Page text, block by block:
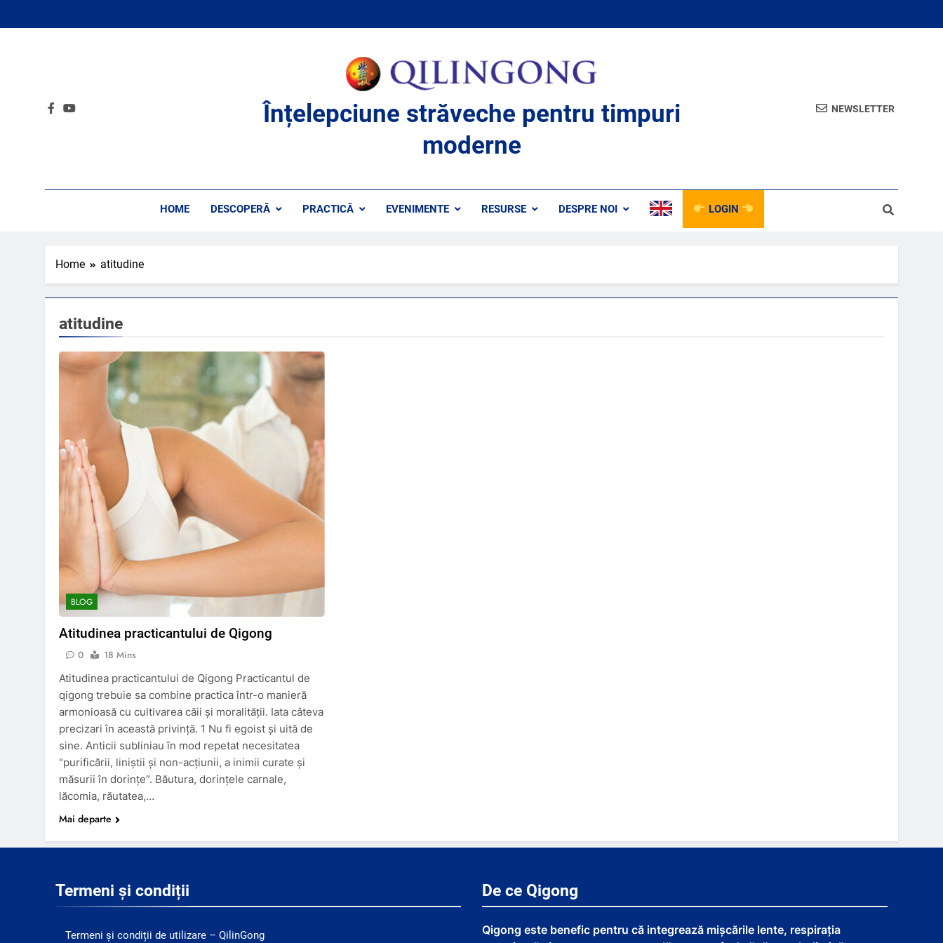
Înțelepciune străveche pentru timpuri
moderne
NEWSLETTER
HOME DESCOPERĂ PRACTICĂ EVENIMENTE RESURSE DESPRE NOI LOGIN
Home atitudine
atitudine
BLOG
Atitudinea practicantului de Qigong
0
18 Mins
Atitudinea practicantului de Qigong Practicantul de
qigong trebuie sa combine practica într-o manieră
armonioasă cu cultivarea căii şi moralităţii. Iata câteva
precizari în această privinţă. 1 Nu fi egoist și uită de
sine. Anticii subliniau în mod repetat necesitatea
“purificării, liniştii şi non-acţiunii, a inimii curate şi
măsurii în dorinţe”. Băutura, dorinţele carnale,
lăcomia, răutatea,…
Mai departe
Termeni și condiții
Termeni și condiții de utilizare – QilinGong
De ce Qigong
Qigong este benefic pentru că integrează mișcările lente, respirația